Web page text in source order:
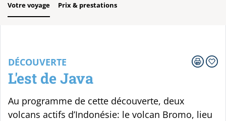
Votre voyage Prix & prestations
DÉCOUVERTE
L'est de Java
Au programme de cette découverte, deux
volcans actifs d’Indonésie: le volcan Bromo, lieu